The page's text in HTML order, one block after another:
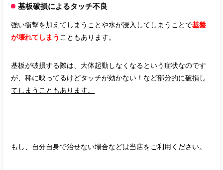
基板破損によるタッチ不良
強い衝撃を加えてしまうことや水が浸入してしまうことで基盤
が壊れてしまう こともあります。
基板が破損する際は、大体起動しなくなるという症状なのです
が、稀に映ってるけどタッチが効かない！など部分的に破損し
てしまうこともあります。
もし、自分自身で治せない場合などは当店をご利用ください。